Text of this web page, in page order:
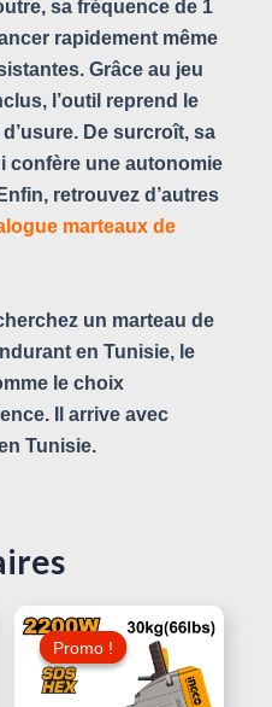
sa fréquence de 1
rapidement même
Grâce au jeu
l’outil reprend le
De surcroît, sa
confère une autonomie
retrouvez d’autres
marteaux de
un marteau de
en Tunisie, le
le choix
Il arrive avec
Tunisie.
Promo !
Promo !
Prix
Était :
Prix
Est :